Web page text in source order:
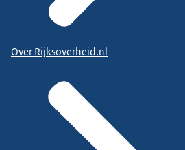
Over Rijksoverheid.nl